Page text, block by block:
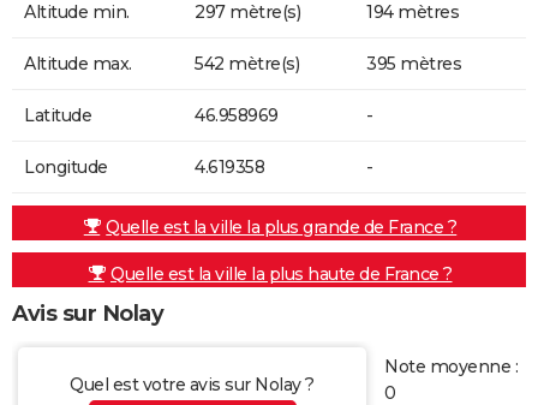
Altitude min. 297 mètre(s) 194 mètres
Altitude max. 542 mètre(s) 395 mètres
Latitude 46.958969 -
Longitude 4.619358 -
Quelle est la ville la plus grande de France ?
Quelle est la ville la plus haute de France ?
Avis sur Nolay
Quel est votre avis sur Nolay ?
Note moyenne :
0